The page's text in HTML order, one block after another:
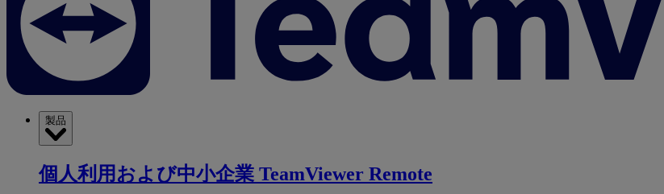
製品
個人利用および中小企業 TeamViewer Remote